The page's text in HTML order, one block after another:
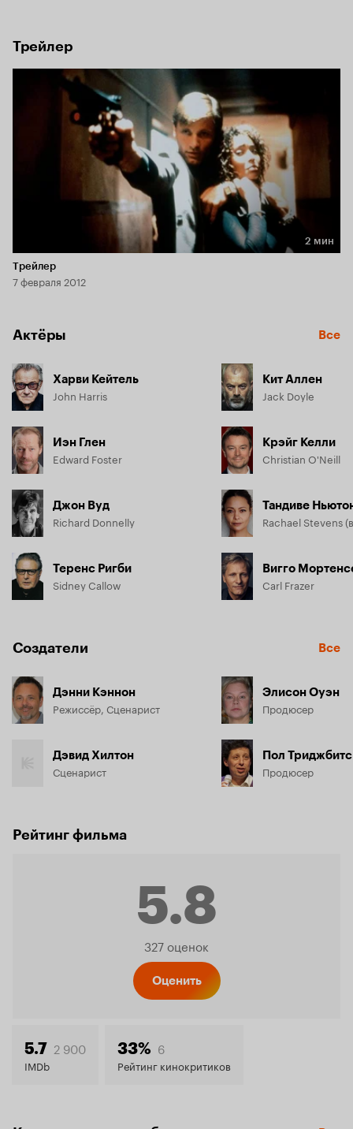
группа для расследования этих убийств. Американский
коп, специалист по борьбе с наркотиками, пересекает
Атлантику, чтобы помочь коллегам.
Трейлер
Длительность 2 мин
2 мин
Трейлер
7 февраля 2012
Актёры Все
Харви Кейтель
John Harris
Иэн Глен
Edward Foster
Джон Вуд
Richard Donnelly
Теренс Ригби
Sidney Callow
Кит Аллен
Jack Doyle
Крэйг Келли
Christian O'Neill
Тандиве
Вигго
Carl Frazer
Создатели Все
Дэнни Кэннон
Режиссёр, Сценарист
Дэвид Хилтон
Сценарист
Элисон Оуэн
Продюсер
Пол Триджбитс
Продюсер
Рейтинг фильма
5.8
Рейтинг
5.8
327 оценок
Оценить
5.7 2 900
IMDb
33% 6
Рейтинг кинокритиков